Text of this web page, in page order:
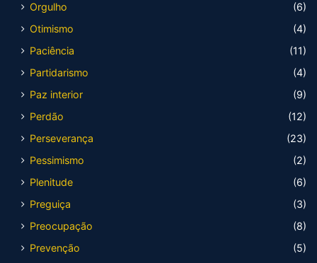
Orgulho
(6)
Otimismo
(4)
Paciência
(11)
Partidarismo
(4)
Paz interior
(9)
Perdão
(12)
Perseverança
(23)
Pessimismo
(2)
Plenitude
(6)
Preguiça
(3)
Preocupação
(8)
Prevenção
(5)